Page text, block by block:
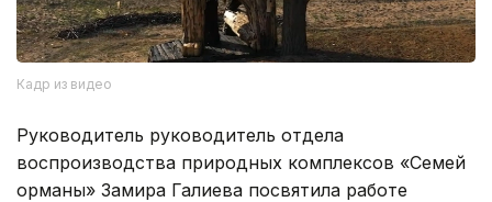
Кадр из видео
Руководитель руководитель отдела
воспроизводства природных комплексов «Семей
орманы» Замира Галиева посвятила работе